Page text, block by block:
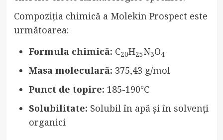
Compoziția chimică a Molekin Prospect este
următoarea:
Formula chimică: C20H25N3O4
Masa moleculară: 375,43 g/mol
Punct de topire: 185-190°C
Solubilitate: Solubil în apă și în solvenți
organici